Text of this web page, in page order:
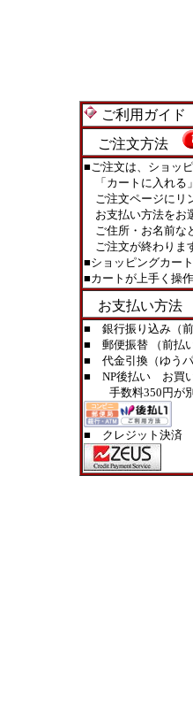
ご利用ガイド
ご注文方法
■ご注文は、ショッ
「カートに入れる
ご注文ページにリ
お支払い方法をお
ご住所・お名前な
ご注文が終わりま
■ショッピングカー
■カートが上手く操
お支払い方法
■ 銀行振り込み（前
■ 郵便振替 （前払い
■ 代金引換（ゆうパ
■ NP後払い お買い
手数料350円が別
■ クレジット決済